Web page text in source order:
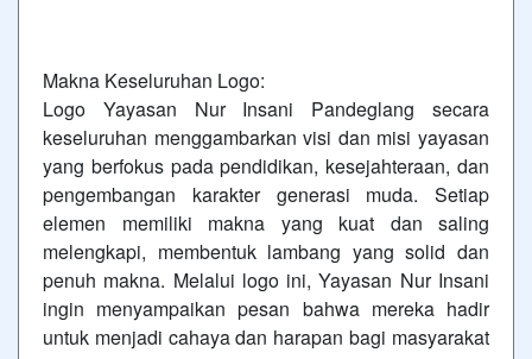
Makna Keseluruhan Logo:
Logo Yayasan Nur Insani Pandeglang secara
keseluruhan menggambarkan visi dan misi yayasan
yang berfokus pada pendidikan, kesejahteraan, dan
pengembangan karakter generasi muda. Setiap
elemen memiliki makna yang kuat dan saling
melengkapi, membentuk lambang yang solid dan
penuh makna. Melalui logo ini, Yayasan Nur Insani
ingin menyampaikan pesan bahwa mereka hadir
untuk menjadi cahaya dan harapan bagi masyarakat